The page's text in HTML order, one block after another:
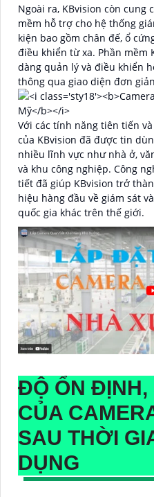
Ngoài ra, KBvision còn cung
mềm hỗ trợ cho hệ thống
kiện bao gồm chân đế, ổ
điều khiển từ xa. Phần mềm
dàng quản lý và điều khiển
thông qua giao diện đơn
Với các tính năng tiên tiến
của KBvision đã được tin
nhiều lĩnh vực như nhà ở,
và khu công nghiệp. Công
tiết đã giúp KBvision trở
hiệu hàng đầu về giám sát
quốc gia khác trên thế giới.
ĐỘ ỔN ĐỊNH,
CỦA
SAU THỜI
DỤNG